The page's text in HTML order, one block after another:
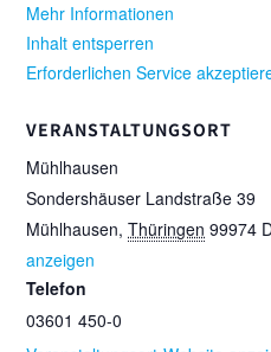
VERANSTALTUNGSORT
Mühlhausen
Sondershäuser Landstraße 39
Mühlhausen, Thüringen 99974
anzeigen
Telefon
03601 450-0
Mehr Informationen
Inhalt entsperren
Erforderlichen Service